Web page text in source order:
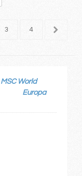
3 4 5
MSC World
Europa